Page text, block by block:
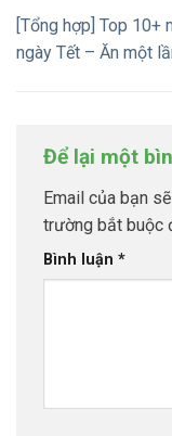
[Tổng hợp] Top 10+
ngày Tết – Ăn một
Để lại một
Email của bạn
trường bắt buộc
Bình luận *